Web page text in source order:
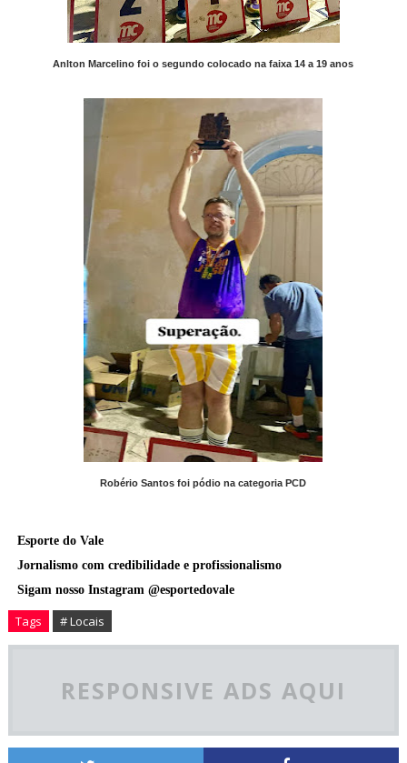
Anlton Marcelino foi o segundo colocado na faixa 14 a 19 anos
Robério Santos foi pódio na categoria PCD
Esporte do Vale
Jornalismo com credibilidade e profissionalismo
Sigam nosso Instagram @esportedovale
Tags # Locais
RESPONSIVE ADS AQUI